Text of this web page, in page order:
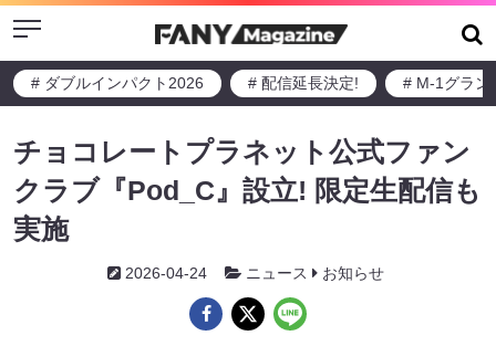
Menu
# ダブルインパクト2026 # 配信延長決定! # M-1グラン
チョコレートプラネット公式ファン
クラブ『Pod_C』設立! 限定生配信も
実施
2026-04-24 ニュース お知らせ